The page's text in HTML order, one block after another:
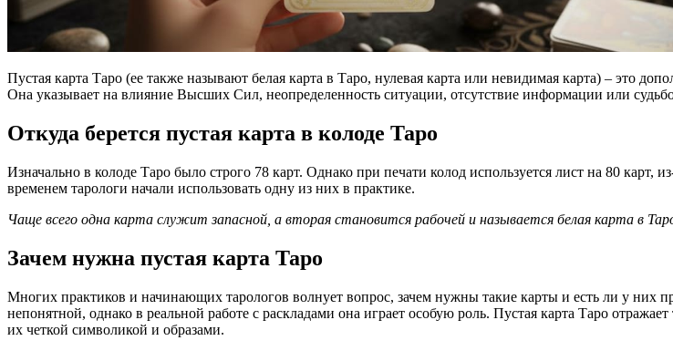
Пустая карта Таро (ее также называют белая карта в Таро, нулевая карта или невидимая карта) – это
Она указывает на влияние Высших Сил, неопределенность ситуации, отсутствие информации или
Откуда берется пустая карта в колоде Таро
Изначально в колоде Таро было строго 78 карт. Однако при печати колод используется лист на 80 карт,
временем тарологи начали использовать одну из них в практике.
Чаще всего одна карта служит запасной, а вторая становится рабочей и называется белая карта в
Зачем нужна пустая карта Таро
Многих практиков и начинающих тарологов волнует вопрос, зачем нужны такие карты и есть ли у них
непонятной, однако в реальной работе с раскладами она играет особую роль. Пустая карта Таро
их четкой символикой и образами.